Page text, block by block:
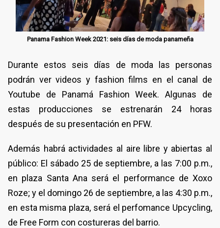
Panama Fashion Week 2021: seis días de moda panameña
Durante estos seis días de moda las personas
podrán ver videos y fashion films en el canal de
Youtube de Panamá Fashion Week. Algunas de
estas producciones se estrenarán 24 horas
después de su presentación en PFW.
Además habrá actividades al aire libre y abiertas al
público: El sábado 25 de septiembre, a las 7:00 p.m.,
en plaza Santa Ana será el performance de Xoxo
Roze; y el domingo 26 de septiembre, a las 4:30 p.m.,
en esta misma plaza, será el perfomance Upcycling,
de Free Form con costureras del barrio.